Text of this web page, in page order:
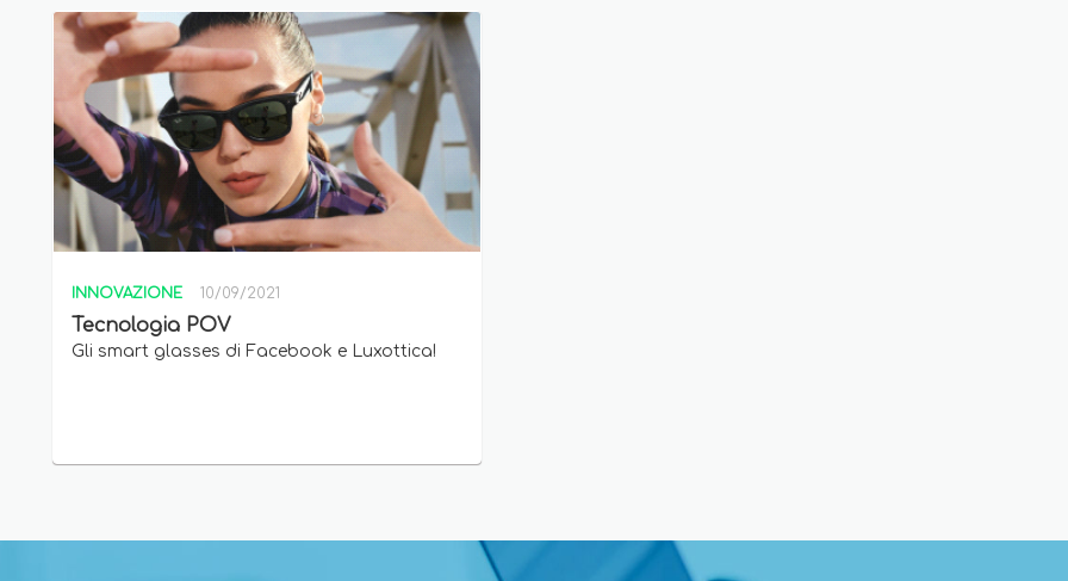
INNOVAZIONE 10/09/2021
Tecnologia POV
Gli smart glasses di Facebook e Luxottica!